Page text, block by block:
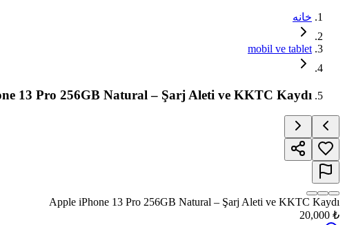
خانه
mobil ve tablet
13 Pro 256GB Natural – Şarj Aleti ve KKTC Kaydı
Apple iPhone 13 Pro 256GB Natural – Şarj Aleti ve KKTC Kaydı
₺
20,000